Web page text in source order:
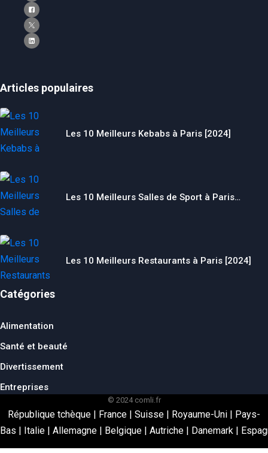
Articles populaires
Les 10 Meilleurs Kebabs à Paris [2024]
Les 10 Meilleurs Salles de Sport à Paris…
Les 10 Meilleurs Restaurants à Paris [2024]
Catégories
Alimentation
Santé et beauté
Divertissement
Entreprises
© 2024 comli.fr
République tchèque | France | Suisse | Royaume-Uni | Pays-
Bas | Italie | Allemagne | Belgique | Autriche | Danemark |